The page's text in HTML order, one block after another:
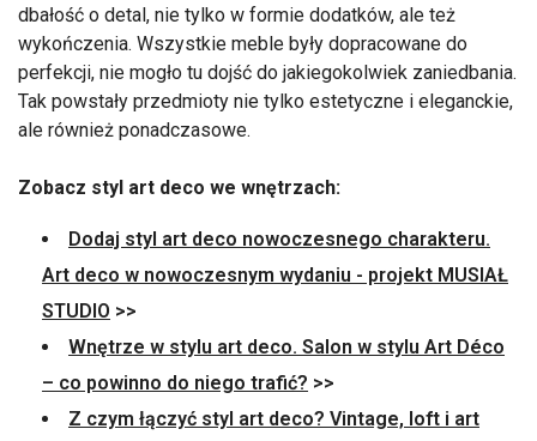
dbałość o detal, nie tylko w formie dodatków, ale też
wykończenia. Wszystkie meble były dopracowane do
perfekcji, nie mogło tu dojść do jakiegokolwiek zaniedbania.
Tak powstały przedmioty nie tylko estetyczne i eleganckie,
ale również ponadczasowe.
Zobacz styl art deco we wnętrzach:
Dodaj styl art deco nowoczesnego charakteru.
Art deco w nowoczesnym wydaniu - projekt MUSIAŁ
STUDIO >>
Wnętrze w stylu art deco. Salon w stylu Art Déco
– co powinno do niego trafić? >>
Z czym łączyć styl art deco? Vintage, loft i art